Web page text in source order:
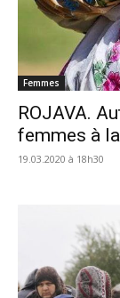
Femmes
ROJAVA.
femmes à
19.03.2020 à 18h30